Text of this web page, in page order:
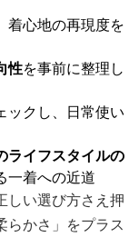
着心地の再現度を
性を事前に整理し
ックし、日常使い
ライフスタイルの
一着への近道
しい選び方さえ押
らかさ」をプラス